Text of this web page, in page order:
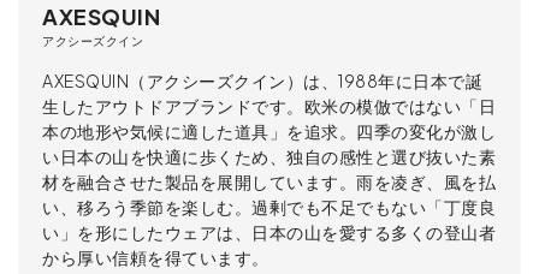
AXESQUIN
アクシーズクイン
AXESQUIN（アクシーズクイン）は、1988年に日本で誕
生したアウトドアブランドです。欧米の模倣ではない「日
本の地形や気候に適した道具」を追求。四季の変化が激し
い日本の山を快適に歩くため、独自の感性と選び抜いた素
材を融合させた製品を展開しています。雨を凌ぎ、風を払
い、移ろう季節を楽しむ。過剰でも不足でもない「丁度良
い」を形にしたウェアは、日本の山を愛する多くの登山者
から厚い信頼を得ています。